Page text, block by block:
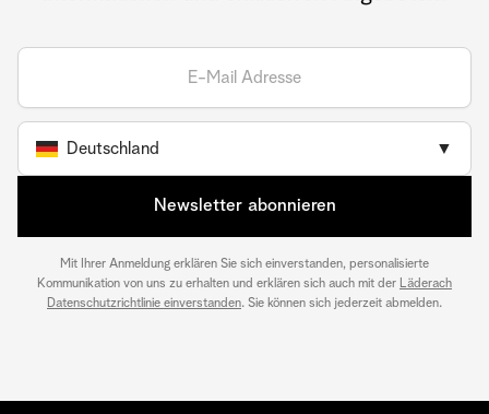
Deutschland ▼
Newsletter abonnieren
Mit Ihrer Anmeldung erklären Sie sich einverstanden, personalisierte
Kommunikation von uns zu erhalten und erklären sich auch mit der Läderach
Datenschutzrichtlinie einverstanden. Sie können sich jederzeit abmelden.